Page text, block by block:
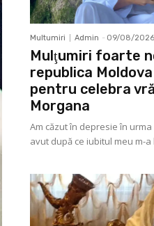
Multumiri Admin - 09/08/2026
Mulţumiri foarte
republica
pentru celebra
Morgana
Am căzut în depresie în
avut după ce iubitul meu m-a